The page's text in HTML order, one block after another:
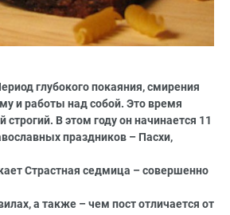
глубокого покаяния, смирения
и работы над собой. Это время
В этом году он начинается 11
праздников – Пасхи,
Страстная седмица – совершенно
а также – чем пост отличается от